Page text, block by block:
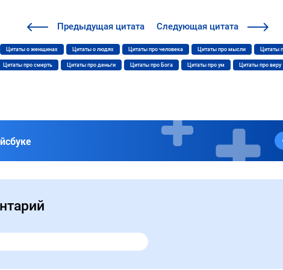
Предыдущая цитата Следующая цитата
Цитаты о женщинах Цитаты о людях Цитаты про человека Цитаты про мысли Цитаты
Цитаты про смерть Цитаты про деньги Цитаты про Бога Цитаты про ум Цитаты про веру